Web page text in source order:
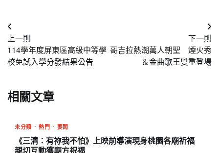
文
章
導
上一則
114學年度屏東區高級中等學
校免試入學分發結果公告
下一則
哥吉拉熱潮萬人朝聖 煙火秀
＆金曲歌王雙重登場
相關文章
未分類 熱門 要聞
《三清：有祢我不怕》上映前導演現身桃園各廟祈福
親切互動獲廟方祝福